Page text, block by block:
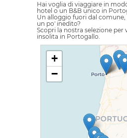
Hai voglia di viaggiare in
hotel o un B&B unico in
Un alloggio fuori dal comune,
un po' inedito?
Scopri la nostra selezione per
insolita in Portogallo.
+
−